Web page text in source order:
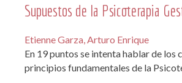
Supuestos de la Psicoterapia
Etienne Garza, Arturo Enrique
En 19 puntos se intenta hablar de los
principios fundamentales de la